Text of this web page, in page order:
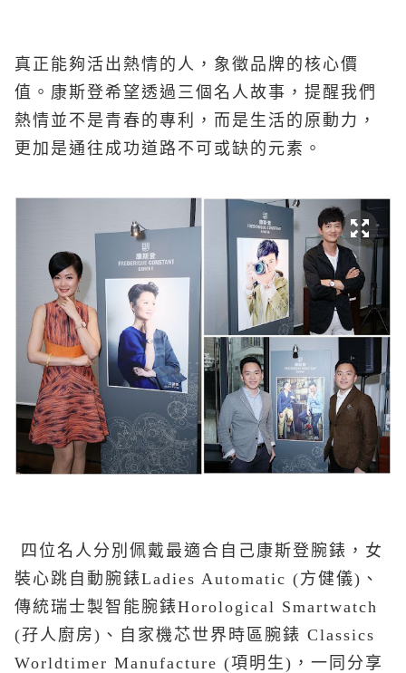
真正能夠活出熱情的人，象徵品牌的核心價
值。 康斯登希望透過三個名人故事， 提醒我們
熱情並不是青春的專利，而是生活的原動力，
更 加是通往 成功道 路不可或缺的元素 。
四位名人分別佩戴最適合自己康斯登腕錶，女
裝心跳自動腕錶Ladies Automatic (方健儀)、
傳統瑞士製智能腕錶Horological Smartwatch
(孖人廚房)、自家機芯世界時區腕錶 Classics
Worldtimer Manufacture (項明生)，一同分享